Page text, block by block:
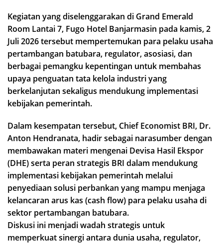
Kegiatan yang diselenggarakan di Grand Emerald
Room Lantai 7, Fugo Hotel Banjarmasin pada kamis, 2
Juli 2026 tersebut mempertemukan para pelaku usaha
pertambangan batubara, regulator, asosiasi, dan
berbagai pemangku kepentingan untuk membahas
upaya penguatan tata kelola industri yang
berkelanjutan sekaligus mendukung implementasi
kebijakan pemerintah.
Dalam kesempatan tersebut, Chief Economist BRI, Dr.
Anton Hendranata, hadir sebagai narasumber dengan
membawakan materi mengenai Devisa Hasil Ekspor
(DHE) serta peran strategis BRI dalam mendukung
implementasi kebijakan pemerintah melalui
penyediaan solusi perbankan yang mampu menjaga
kelancaran arus kas (cash flow) para pelaku usaha di
sektor pertambangan batubara.
Diskusi ini menjadi wadah strategis untuk
memperkuat sinergi antara dunia usaha, regulator,